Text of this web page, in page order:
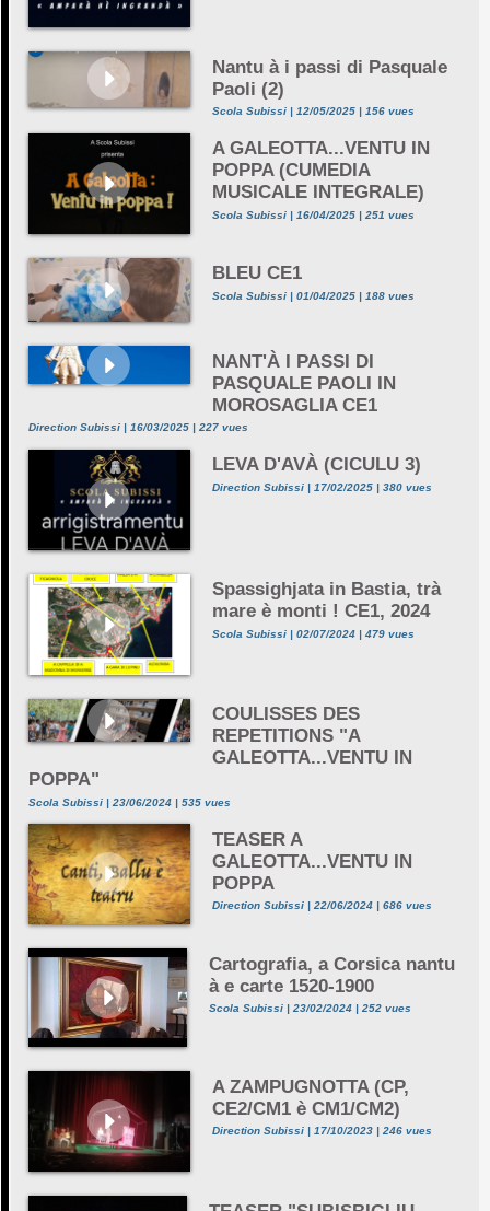
Nantu à i passi di Pasquale
Paoli (2)
Scola Subissi | 12/05/2025 | 156 vues
A GALEOTTA...VENTU IN
POPPA (CUMEDIA
MUSICALE INTEGRALE)
Scola Subissi | 16/04/2025 | 251 vues
BLEU CE1
Scola Subissi | 01/04/2025 | 188 vues
NANT'À I PASSI DI
PASQUALE PAOLI IN
MOROSAGLIA CE1
Direction Subissi | 16/03/2025 | 227 vues
LEVA D'AVÀ (CICULU 3)
Direction Subissi | 17/02/2025 | 380 vues
Spassighjata in Bastia, trà
mare è monti ! CE1, 2024
Scola Subissi | 02/07/2024 | 479 vues
COULISSES DES
REPETITIONS "A
GALEOTTA...VENTU IN
POPPA"
Scola Subissi | 23/06/2024 | 535 vues
TEASER A
GALEOTTA...VENTU IN
POPPA
Direction Subissi | 22/06/2024 | 686 vues
Cartografia, a Corsica nantu
à e carte 1520-1900
Scola Subissi | 23/02/2024 | 252 vues
A ZAMPUGNOTTA (CP,
CE2/CM1 è CM1/CM2)
Direction Subissi | 17/10/2023 | 246 vues